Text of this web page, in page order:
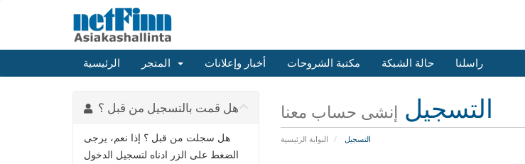
الرئيسية أخبار وإعلانات مكتبة الشروحات حالة الشبكة راسلنا
التسجيل إنشى حساب معنا
البوابة الرئيسية التسجيل
هل قمت بالتسجيل من قبل ؟
هل سجلت من قبل ؟ إذا نعم، يرجى
الضغط على الزر ادناه لتسجيل الدخول